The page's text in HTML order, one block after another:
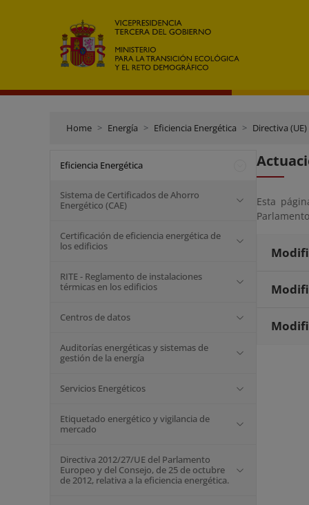
Home Energía Eficiencia Energética Directiva
Eficiencia Energética
Sistema de Certificados de Ahorro
Energético (CAE)
Certificación de eficiencia energética de
los edificios
RITE - Reglamento de instalaciones
térmicas en los edificios
Centros de datos
Auditorías energéticas y sistemas de
gestión de la energía
Servicios Energéticos
Etiquetado energético y vigilancia de
mercado
Directiva 2012/27/UE del Parlamento
Europeo y del Consejo, de 25 de octubre
de 2012, relativa a la eficiencia energética.
Esta